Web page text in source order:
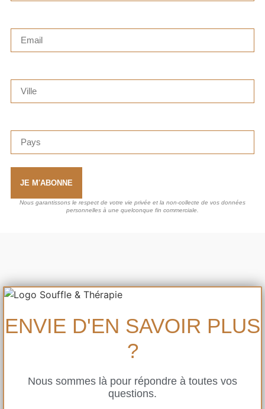
JE M'ABONNE
Nous garantissons le respect de votre vie privée et la non-collecte de vos données
personnelles à une quelconque fin commerciale.
ENVIE D'EN SAVOIR PLUS
?
Nous sommes là pour répondre à toutes vos
questions.